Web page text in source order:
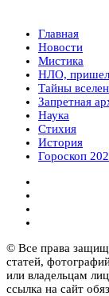
Главная
Новости
Мистика
НЛО,
Тайны
Запретная
Наука
Стихия
История
Гороскоп
© Все права
статей,
или владельцам
ссылка на сайт